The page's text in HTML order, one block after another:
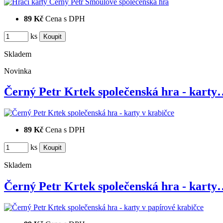
89 Kč Cena s DPH
ks
Skladem
Novinka
Černý Petr Krtek společenská hra -
89 Kč Cena s DPH
ks
Skladem
Černý Petr Krtek společenská hra -